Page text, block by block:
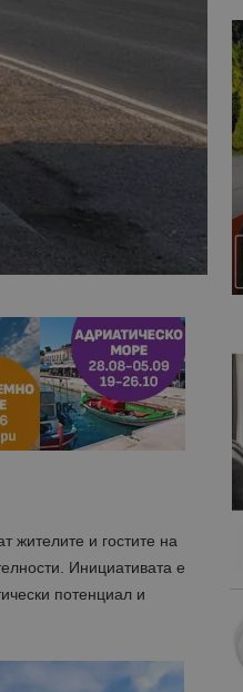
жителите и гостите на
Инициативата е
потенциал и